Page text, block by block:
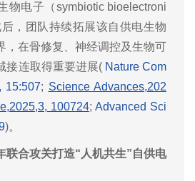
物电子（symbiotic bioelectroni
，团队持续拓展该自供电生物
，在骨修复、神经调控及生物可
接连取得重要进展( Nature Com
15:507; Science Advances,202
100724; Advanced Sci
)。
联合攻关打造“人机共生”自供电